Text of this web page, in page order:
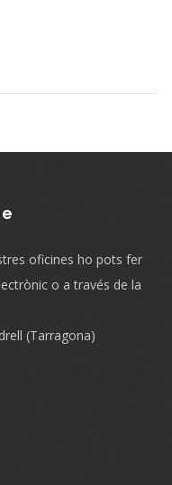
oficines ho pots fer
o a través de la
(Tarragona)